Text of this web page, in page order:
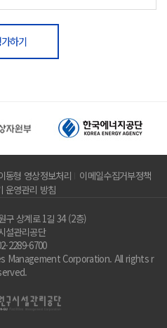
하기
동형 영상정보처리
운영관리 방침
이메일수집거부정책
구 상계로 1길 34 (2층)
설관리공단
2289-6700
Management Corporation. All rights r